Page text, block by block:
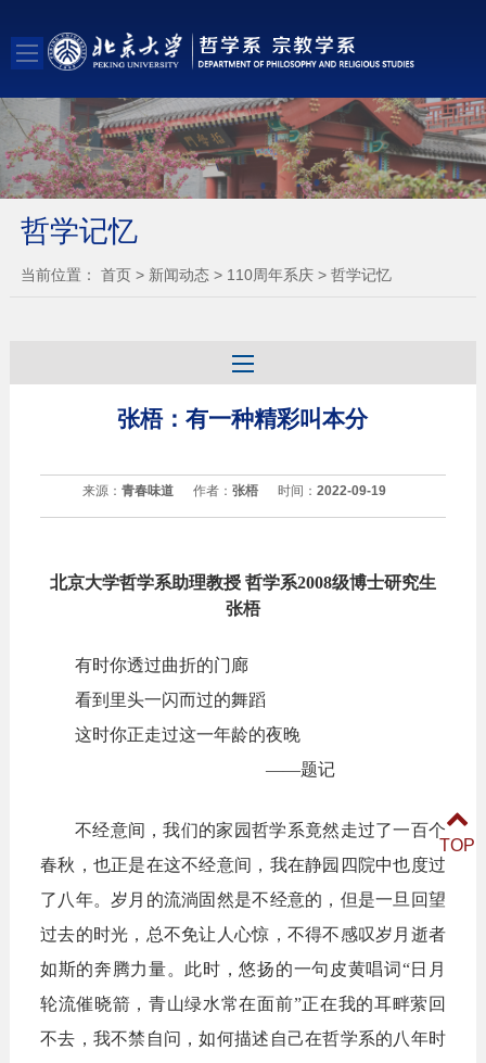
哲学记忆
当前位置： 首页> 新闻动态> 110周年系庆> 哲学记忆
张梧：有一种精彩叫本分
来源：青春味道 作者：张梧 时间：2022-09-19
北京大学哲学系助理教授 哲学系2008级博士研究生
张梧
有时你透过曲折的门廊
看到里头一闪而过的舞蹈
这时你正走过这一年龄的夜晚
——题记
不经意间，我们的家园哲学系竟然走过了一百个
春秋，也正是在这不经意间，我在静园四院中也度过
了八年。岁月的流淌固然是不经意的，但是一旦回望
过去的时光，总不免让人心惊，不得不感叹岁月逝者
如斯的奔腾力量。此时，悠扬的一句皮黄唱词“日月
轮流催晓箭，青山绿水常在面前”正在我的耳畔萦回
不去，我不禁自问，如何描述自己在哲学系的八年时
TOP